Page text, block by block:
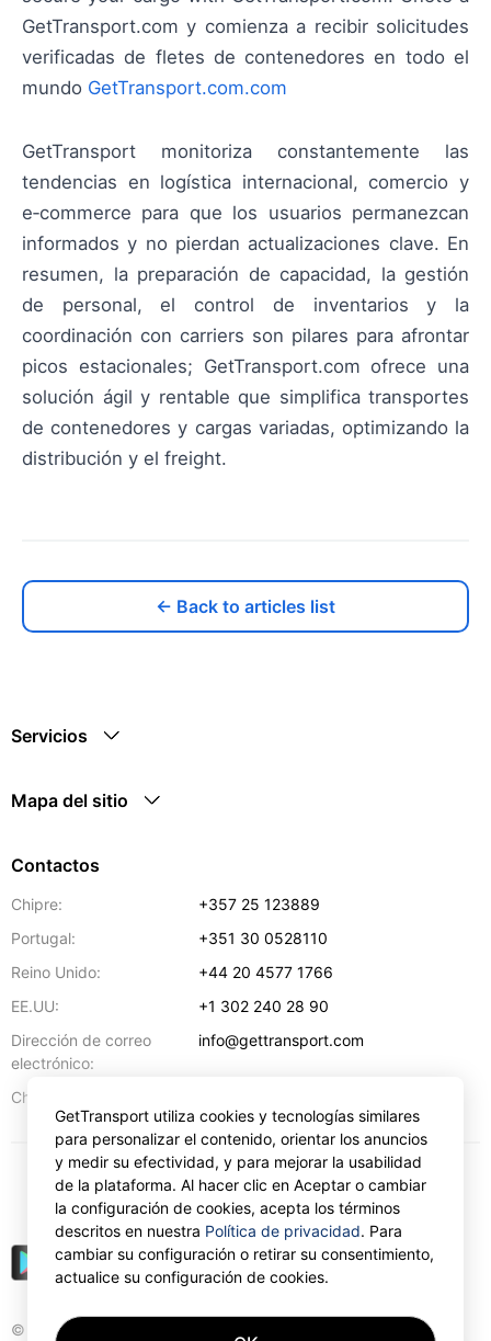
GetTransport.com y comienza a recibir solicitudes
verificadas de fletes de contenedores en todo el
mundo GetTransport.com.com
GetTransport monitoriza constantemente las
tendencias en logística internacional, comercio y
e‑commerce para que los usuarios permanezcan
informados y no pierdan actualizaciones clave. En
resumen, la preparación de capacidad, la gestión
de personal, el control de inventarios y la
coordinación con carriers son pilares para afrontar
picos estacionales; GetTransport.com ofrece una
solución ágil y rentable que simplifica transportes
de contenedores y cargas variadas, optimizando la
distribución y el freight.
← Back to articles list
Servicios
Mapa del sitio
Contactos
Chipre:
+357 25 123889
Portugal:
+351 30 0528110
Reino Unido:
+44 20 4577 1766
EE.UU:
+1 302 240 28 90
Dirección de correo
electrónico:
info@gettransport.com
Chipre:
© Gettransport International Limited. GetTransport®
EUR
GetTransport utiliza cookies y tecnologías similares
para personalizar el contenido, orientar los anuncios
y medir su efectividad, y para mejorar la usabilidad
de la plataforma. Al hacer clic en Aceptar o cambiar
la configuración de cookies, acepta los términos
descritos en nuestra Política de privacidad. Para
cambiar su configuración o retirar su consentimiento,
actualice su configuración de cookies.